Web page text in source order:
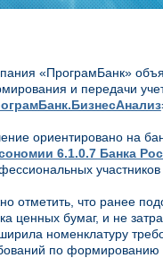
«ПрограмБанк»
и передачи
ориентировано на
6.1.0.7 Банка
отметить, что ранее
ценных бумаг, и не
номенклатуру
по формированию